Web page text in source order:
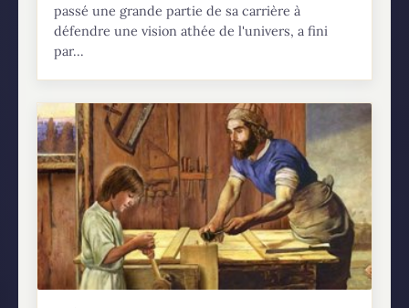
passé une grande partie de sa carrière à
défendre une vision athée de l'univers, a fini
par...